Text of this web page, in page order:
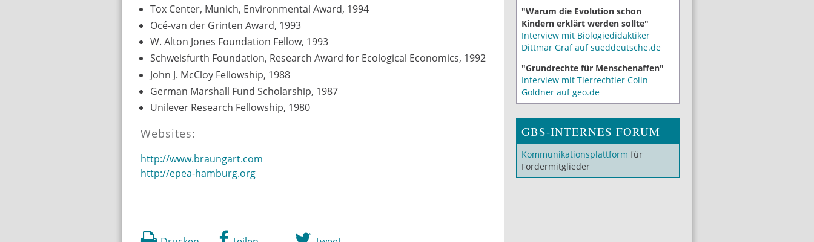
Tox Center, Munich, Environmental Award, 1994
Océ-van der Grinten Award, 1993
W. Alton Jones Foundation Fellow, 1993
Schweisfurth Foundation, Research Award for Ecological Economics, 1992
John J. McCloy Fellowship, 1988
German Marshall Fund Scholarship, 1987
Unilever Research Fellowship, 1980
Websites:
http://www.braungart.com
http://epea-hamburg.org
"Warum die Evolution schon
Kindern erklärt werden sollte"
Interview mit Biologiedidaktiker
Dittmar Graf auf sueddeutsche.de
"Grundrechte für Menschenaffen"
Interview mit Tierrechtler Colin
Goldner auf geo.de
GBS-INTERNES FORUM
Kommunikationsplattform für
Fördermitglieder